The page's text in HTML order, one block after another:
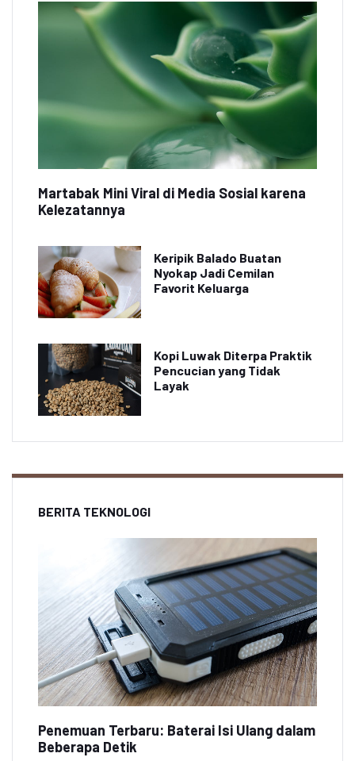
Martabak Mini Viral di Media Sosial karena
Kelezatannya
Keripik Balado Buatan
Nyokap Jadi Cemilan
Favorit Keluarga
Kopi Luwak Diterpa Praktik
Pencucian yang Tidak
Layak
BERITA TEKNOLOGI
Penemuan Terbaru: Baterai Isi Ulang dalam
Beberapa Detik